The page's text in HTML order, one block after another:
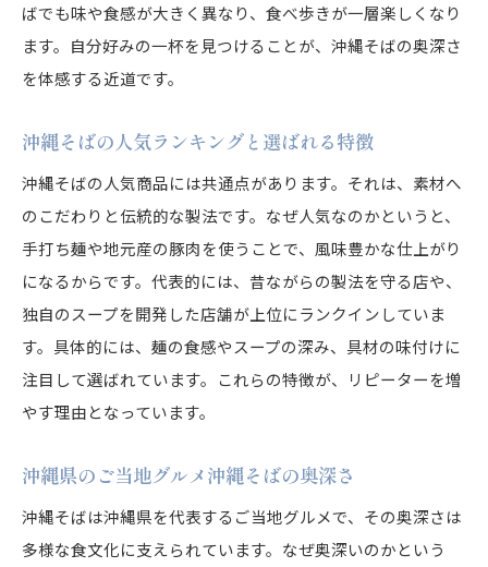
沖縄そばの本島ランキング上位の魅力とは
沖縄そばの食べ比べでわかる味の奥深さ
沖縄そばを堪能できるおすすめ店舗の選び方
沖縄そばの選び方と注目ポイント解説
沖縄そばを選ぶときのチェックポイント
沖縄そばの麺やスープ選びのコツを伝授
沖縄そばの種類別におすすめの特徴を紹介
沖縄そば人気商品を選ぶ際の比較ポイント
沖縄そばの口コミやランキング活用法
お土産や自宅用に最適な沖縄そばの選び方
沖縄そばをお土産に選ぶ際のおすすめポイント
お土産として人気の沖縄そば商品特集
沖縄そばの生麺や乾麺タイプの違いを比較
ばでも味や食感が大きく異なり、食べ歩きが一層楽しくなり
ます。自分好みの一杯を見つけることが、沖縄そばの奥深さ
を体感する近道です。
沖縄そばの人気ランキングと選ばれる特徴
沖縄そばの人気商品には共通点があります。それは、素材へ
のこだわりと伝統的な製法です。なぜ人気なのかというと、
手打ち麺や地元産の豚肉を使うことで、風味豊かな仕上がり
になるからです。代表的には、昔ながらの製法を守る店や、
独自のスープを開発した店舗が上位にランクインしていま
す。具体的には、麺の食感やスープの深み、具材の味付けに
注目して選ばれています。これらの特徴が、リピーターを増
やす理由となっています。
沖縄県のご当地グルメ沖縄そばの奥深さ
沖縄そばは沖縄県を代表するご当地グルメで、その奥深さは
多様な食文化に支えられています。なぜ奥深いのかという